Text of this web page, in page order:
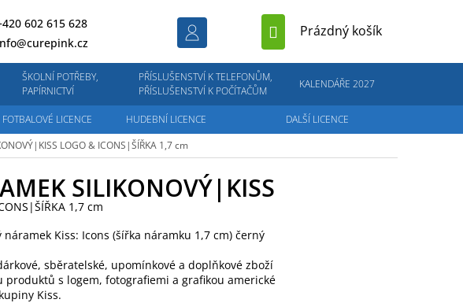
602 615 628
NÁKUPNÍ
Prázdný košík
ŠKOLNÍ POTŘEBY,
PAPÍRNICTVÍ
PŘÍSLUŠENSTVÍ K TELEFONŮM,
PŘÍSLUŠENSTVÍ K POČÍTAČŮM
KALENDÁŘE 2027
FOTBALOVÉ LICENCE HUDEBNÍ LICENCE
DALŠÍ LICENCE
LOGO & ICONS|ŠÍŘKA 1,7 cm
SILIKONOVÝ|KISS
1,7 cm
náramek Kiss: Icons (šířka náramku 1,7 cm) černý
sběratelské, upomínkové a doplňkové zboží
produktů s logem, fotografiemi a grafikou americké
Kiss.